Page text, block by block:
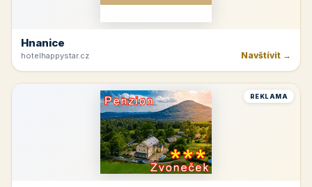
Hnanice
hotelhappystar.cz Navštívit →
REKLAMA